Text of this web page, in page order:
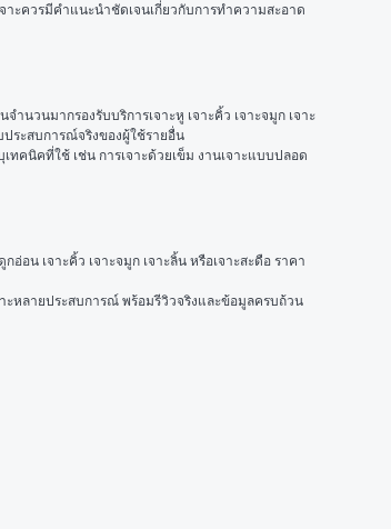
ะควรมีคำแนะนำชัดเจนเกี่ยวกับการทำความสะอาด
นวนมากรองรับบริการเจาะหู เจาะคิ้ว เจาะจมูก เจาะ
ประสบการณ์จริงของผู้ใช้รายอื่น
คนิคที่ใช้ เช่น การเจาะด้วยเข็ม งานเจาะแบบปลอด
น เจาะคิ้ว เจาะจมูก เจาะลิ้น หรือเจาะสะดือ ราคา
ะหลายประสบการณ์ พร้อมรีวิวจริงและข้อมูลครบถ้วน